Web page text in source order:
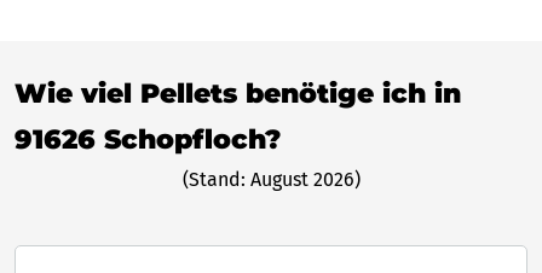
Wie viel Pellets benötige ich in
91626 Schopfloch?
(Stand: August 2026)